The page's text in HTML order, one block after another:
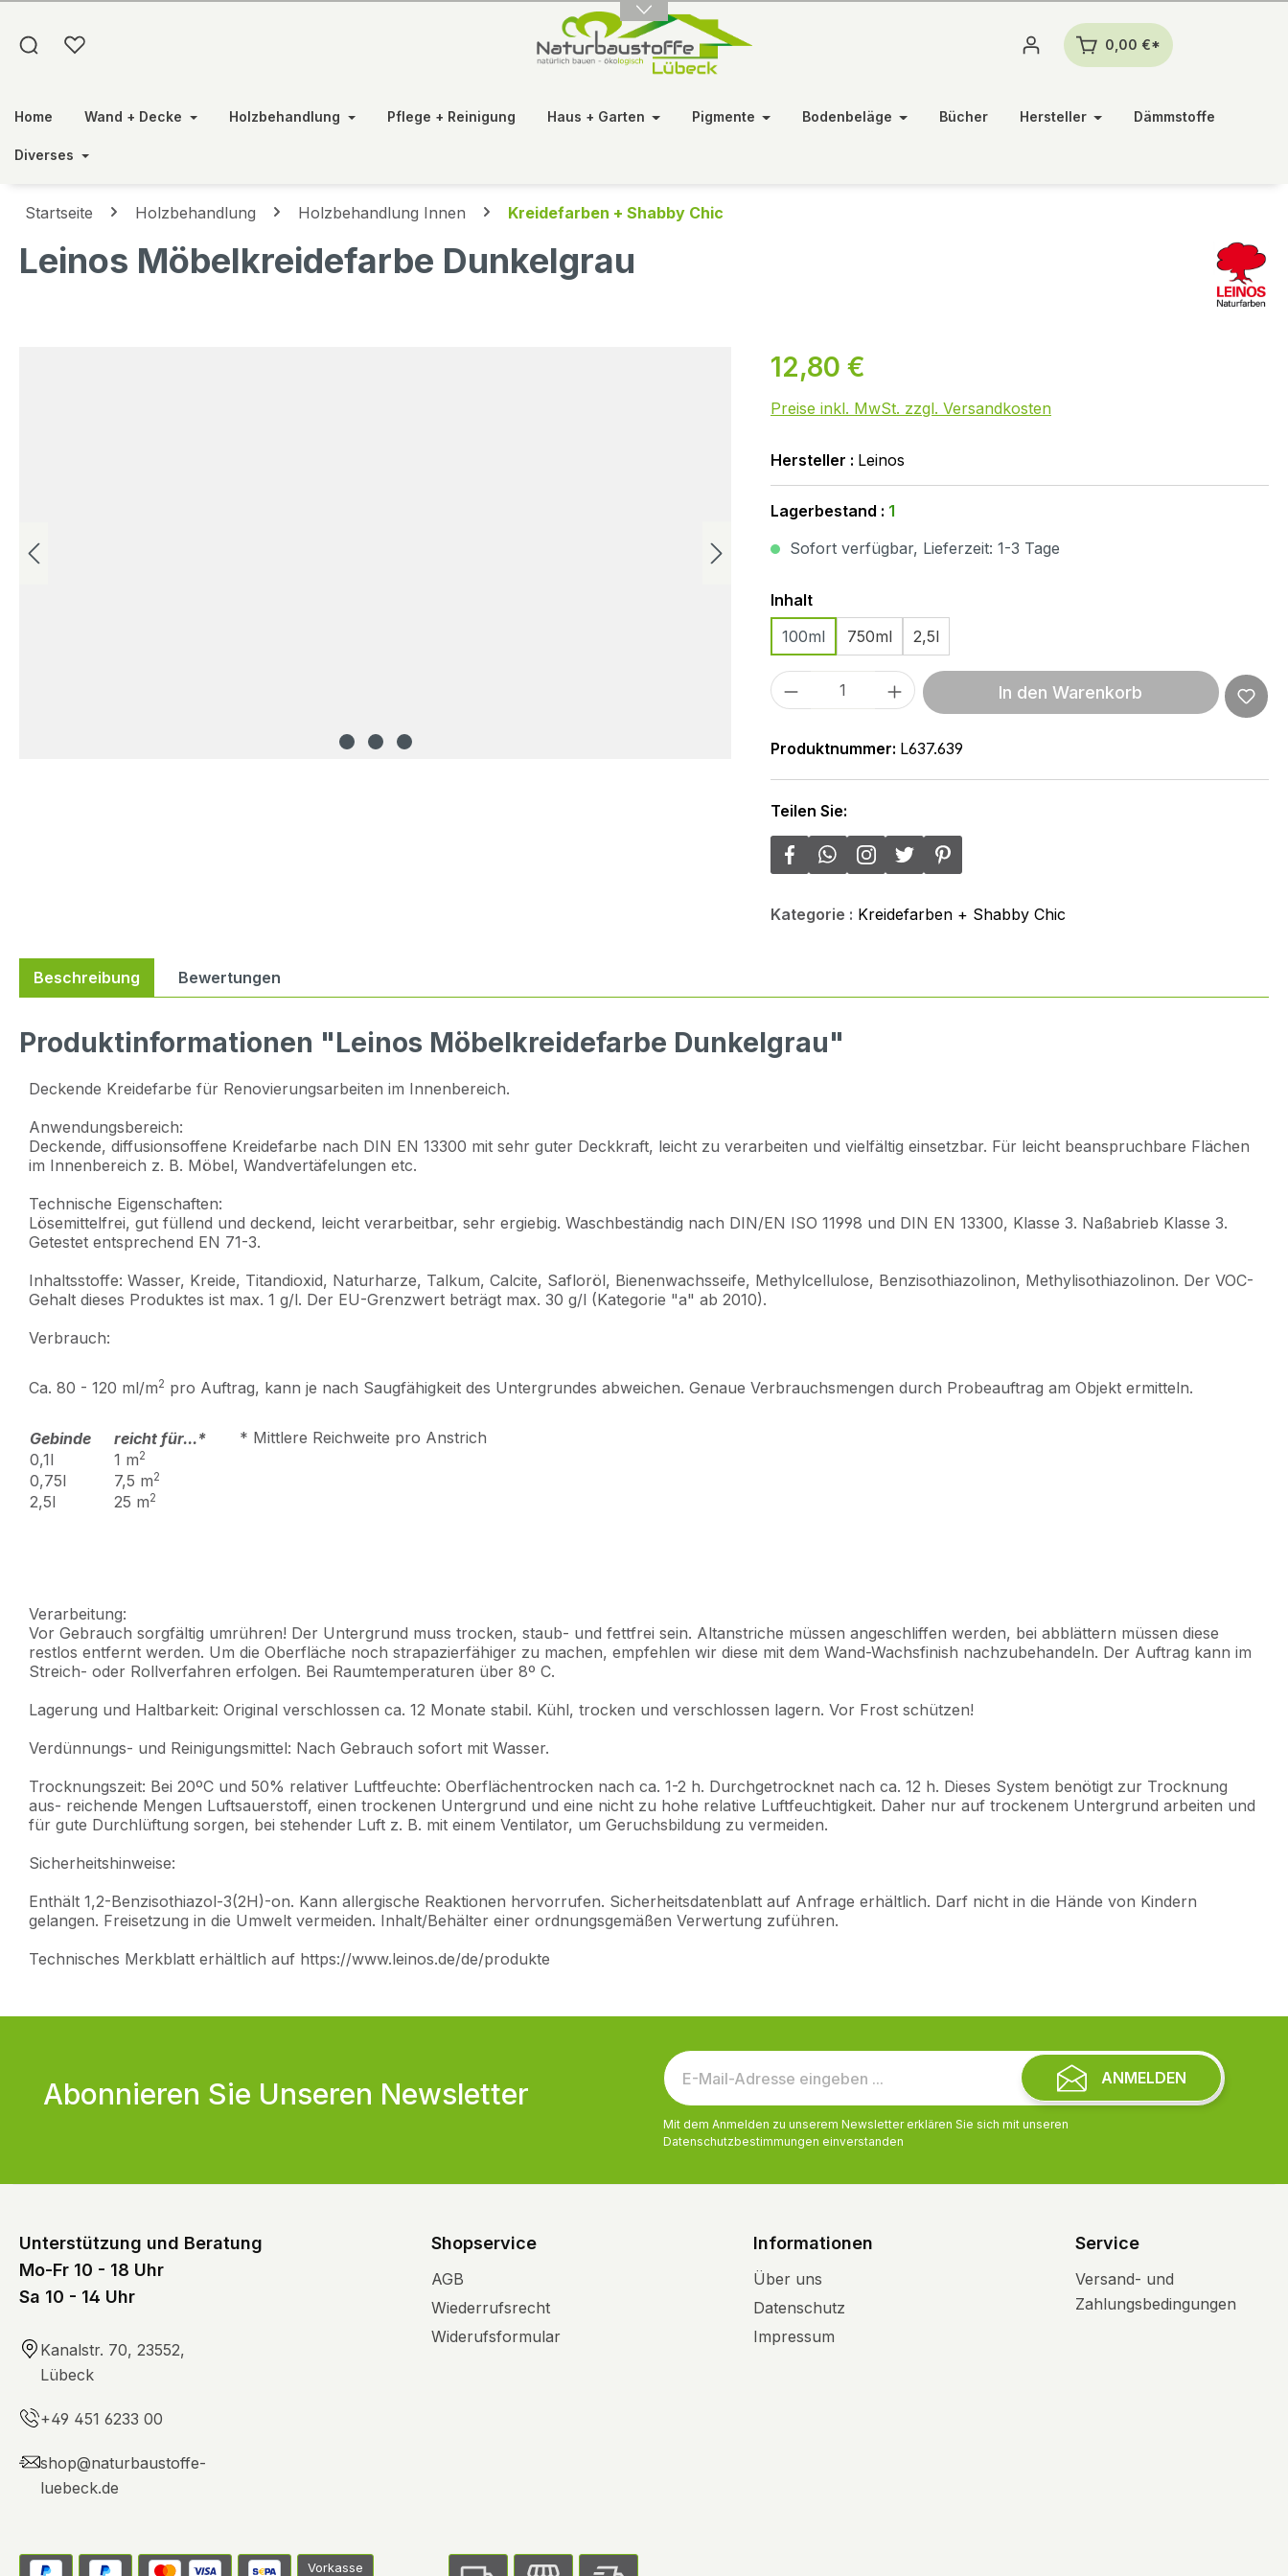
0,00 €*
Home Wand + Decke Holzbehandlung Pflege + Reinigung Haus + Garten Pigmente Bodenbeläge Bücher Hersteller Dämmstoffe
Diverses
Startseite Holzbehandlung Holzbehandlung Innen Kreidefarben + Shabby Chic
Leinos Möbelkreidefarbe Dunkelgrau
12,80 €
Preise inkl. MwSt. zzgl. Versandkosten
Hersteller : Leinos
Lagerbestand : 1
Sofort verfügbar, Lieferzeit: 1-3 Tage
InhaltAuswählen
100ml
750ml 2,5l
Produkt Anzahl: Gib den gewünschten Wert
In den Warenkorb
Produktnummer: L637.639
Teilen Sie:
Kategorie : Kreidefarben + Shabby Chic
Beschreibung Bewertungen
Produktinformationen "Leinos Möbelkreidefarbe Dunkelgrau"
Deckende Kreidefarbe für Renovierungsarbeiten im Innenbereich.
Anwendungsbereich:
Deckende, diffusionsoffene Kreidefarbe nach DIN EN 13300 mit sehr guter Deckkraft, leicht zu verarbeiten und vielfältig einsetzbar. Für leicht beanspruchbare Flächen
im Innenbereich z. B. Möbel, Wandvertäfelungen etc.
Technische Eigenschaften:
Lösemittelfrei, gut füllend und deckend, leicht verarbeitbar, sehr ergiebig. Waschbeständig nach DIN/EN ISO 11998 und DIN EN 13300, Klasse 3. Naßabrieb Klasse 3.
Getestet entsprechend EN 71-3.
Inhaltsstoffe: Wasser, Kreide, Titandioxid, Naturharze, Talkum, Calcite, Safloröl, Bienenwachsseife, Methylcellulose, Benzisothiazolinon, Methylisothiazolinon. Der VOC-
Gehalt dieses Produktes ist max. 1 g/l. Der EU-Grenzwert beträgt max. 30 g/l (Kategorie "a" ab 2010).
Verbrauch:
Ca. 80 - 120 ml/m2 pro Auftrag, kann je nach Saugfähigkeit des Untergrundes abweichen. Genaue Verbrauchsmengen durch Probeauftrag am Objekt ermitteln.
Gebinde
reicht für...*
0,1l
1 m2
0,75l 7,5 m2
2,5l 25 m2
* Mittlere Reichweite pro Anstrich
Verarbeitung:
Vor Gebrauch sorgfältig umrühren! Der Untergrund muss trocken, staub- und fettfrei sein. Altanstriche müssen angeschliffen werden, bei abblättern müssen diese
restlos entfernt werden. Um die Oberfläche noch strapazierfähiger zu machen, empfehlen wir diese mit dem Wand-Wachsfinish nachzubehandeln. Der Auftrag kann im
Streich- oder Rollverfahren erfolgen. Bei Raumtemperaturen über 8º C.
Lagerung und Haltbarkeit: Original verschlossen ca. 12 Monate stabil. Kühl, trocken und verschlossen lagern. Vor Frost schützen!
Verdünnungs- und Reinigungsmittel: Nach Gebrauch sofort mit Wasser.
Trocknungszeit: Bei 20ºC und 50% relativer Luftfeuchte: Oberflächentrocken nach ca. 1-2 h. Durchgetrocknet nach ca. 12 h. Dieses System benötigt zur Trocknung
aus- reichende Mengen Luftsauerstoff, einen trockenen Untergrund und eine nicht zu hohe relative Luftfeuchtigkeit. Daher nur auf trockenem Untergrund arbeiten und
für gute Durchlüftung sorgen, bei stehender Luft z. B. mit einem Ventilator, um Geruchsbildung zu vermeiden.
Sicherheitshinweise:
Enthält 1,2-Benzisothiazol-3(2H)-on. Kann allergische Reaktionen hervorrufen. Sicherheitsdatenblatt auf Anfrage erhältlich. Darf nicht in die Hände von Kindern
gelangen. Freisetzung in die Umwelt vermeiden. Inhalt/Behälter einer ordnungsgemäßen Verwertung zuführen.
Technisches Merkblatt erhältlich auf https://www.leinos.de/de/produkte
Abonnieren Sie Unseren Newsletter ANMELDEN
Mit dem Anmelden zu unserem Newsletter erklären Sie sich mit unseren
Datenschutzbestimmungen einverstanden
Unterstützung und Beratung
Mo-Fr 10 - 18 Uhr
Sa 10 - 14 Uhr
Kanalstr. 70, 23552,
Lübeck
+49 451 6233 00
shop@naturbaustoffe-
luebeck.de
Shopservice
AGB
Wiederrufsrecht
Widerufsformular
Informationen
Über uns
Datenschutz
Impressum
Service
Versand- und
Zahlungsbedingungen
Vorkasse